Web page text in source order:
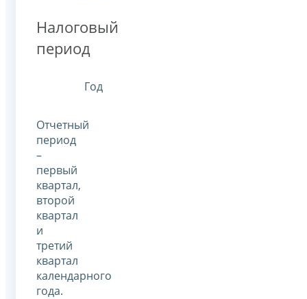
Налоговый
период
Год
Отчетный
период
–
первый
квартал,
второй
квартал
и
третий
квартал
календарного
года.